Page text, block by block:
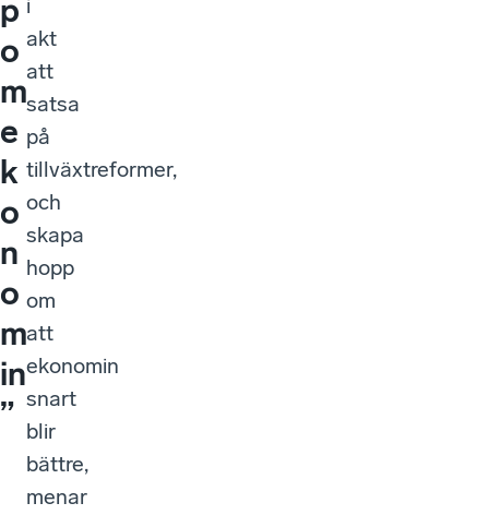
p
o
m
e
k
o
n
o
m
in
”
i
akt
att
satsa
på
tillväxtreformer,
och
skapa
hopp
om
att
ekonomin
snart
blir
bättre,
menar